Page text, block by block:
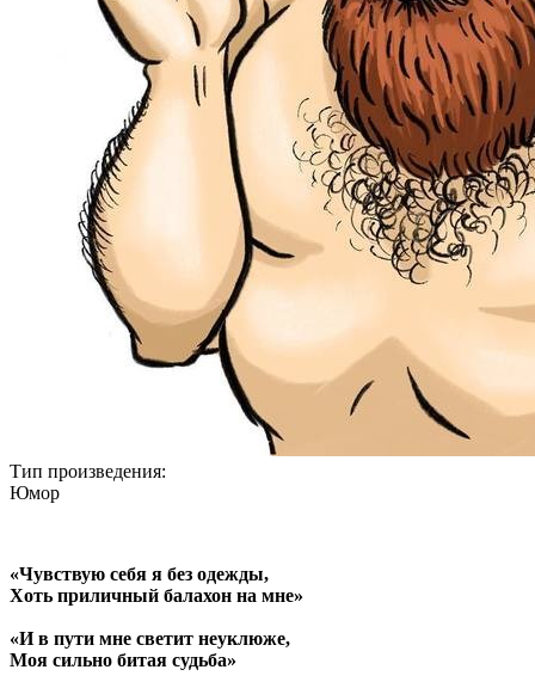
Тип произведения:
Юмор
«Чувствую себя я без одежды,
Хоть приличный балахон на мне»
«И в пути мне светит неуклюже,
Моя сильно битая судьба»